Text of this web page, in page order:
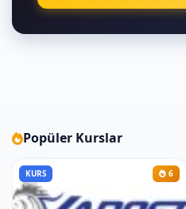
3. Hafta: Esneklik ve Güç
teknikleri
Kol ve bacak
cimnastik
Popüler Kurslar
KURS 6